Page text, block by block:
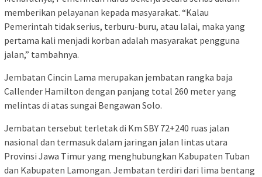
memberikan pelayanan kepada masyarakat. “Kalau
Pemerintah tidak serius, terburu-buru, atau lalai, maka yang
pertama kali menjadi korban adalah masyarakat pengguna
jalan,” tambahnya.
Jembatan Cincin Lama merupakan jembatan rangka baja
Callender Hamilton dengan panjang total 260 meter yang
melintas di atas sungai Bengawan Solo.
Jembatan tersebut terletak di Km SBY 72+240 ruas jalan
nasional dan termasuk dalam jaringan jalan lintas utara
Provinsi Jawa Timur yang menghubungkan Kabupaten Tuban
dan Kabupaten Lamongan. Jembatan terdiri dari lima bentang